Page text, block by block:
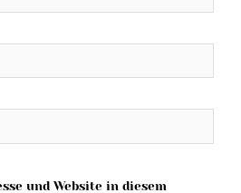
und Website in diesem